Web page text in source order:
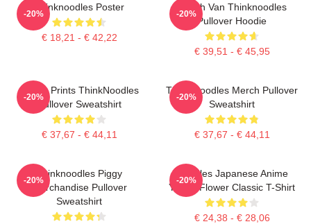
Thinknoodles Poster
€ 18,21 - € 42,22
-20%
Merch Van Thinknoodles
Pullover Hoodie
€ 39,51 - € 45,95
-20%
Funny Prints ThinkNoodles
Pullover Sweatshirt
€ 37,67 - € 44,11
-20%
Think Noodles Merch Pullover
Sweatshirt
€ 37,67 - € 44,11
-20%
Thinknoodles Piggy
Merchandise Pullover
Sweatshirt
-20%
Noodles Japanese Anime
Yellow Flower Classic T-Shirt
€ 24,38 - € 28,06
-20%